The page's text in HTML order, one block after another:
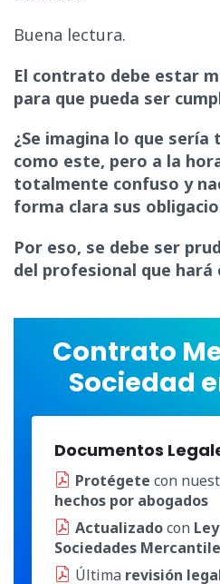
Buena lectura.
El contrato debe estar
para que pueda ser
¿Se imagina lo que
como este, pero a la
totalmente confuso y
forma clara sus
Por eso, se debe ser
del profesional que
Contrato
Sociedad
Documentos
Protégete con
hechos por abogados
Actualizadocon
Sociedades
Última revisión